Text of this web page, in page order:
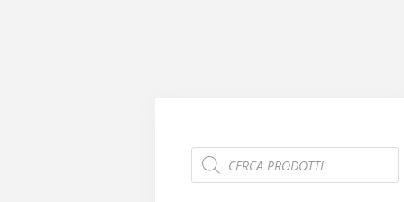
Products
search